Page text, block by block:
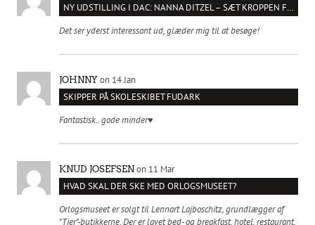
NY UDSTILLING I DAC: NANNA DITZEL – SÆT KROPPEN FRI
Det ser yderst interessant ud, glæder mig til at besøge!
JOHNNY on 14 Jan
SKIPPER PÅ SKOLESKIBET FUDARK
Fantastisk.. gode minder♥️
KNUD JOSEFSEN on 11 Mar
HVAD SKAL DER SKE MED ORLOGSMUSEET?
Orlogsmuseet er solgt til Lennart Lajboschitz, grundlægger af
"Tier"-butikkerne. Der er lavet bed- og breakfast, hotel, restaurant,